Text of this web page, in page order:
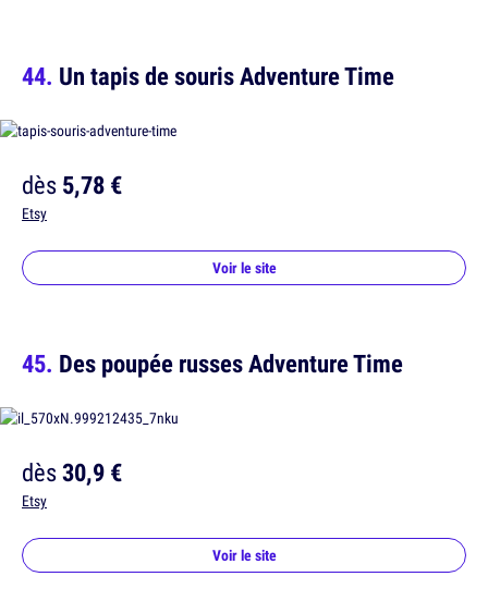
Un tapis de souris Adventure Time
dès5,78 €
Etsy
Voir le site
Des poupée russes Adventure Time
dès30,9 €
Etsy
Voir le site